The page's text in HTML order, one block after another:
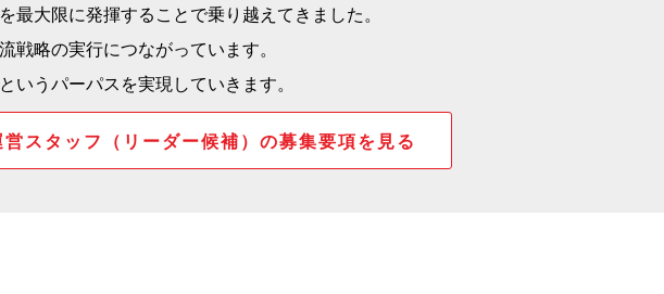
大限に発揮することで乗り越えてきました。
戦略の実行につながっています。
いうパーパスを実現していきます。
スタッフ（リーダー候補）の募集要項を見る